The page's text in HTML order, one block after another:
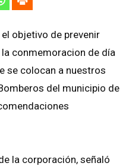
objetivo de prevenir
conmemoracion de día
se colocan a nuestros
del municipio de
la corporación, señaló